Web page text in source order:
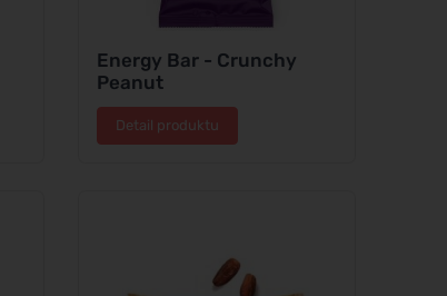
Energy Bar - Crunchy
Peanut
Detail produktu